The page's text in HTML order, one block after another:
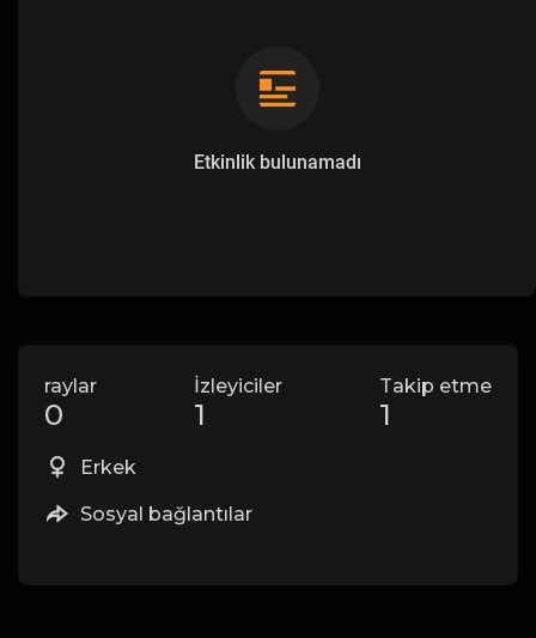
Etkinlik bulunamadı
raylar
0
İzleyiciler
1
Takip etme
1
Erkek
Sosyal bağlantılar